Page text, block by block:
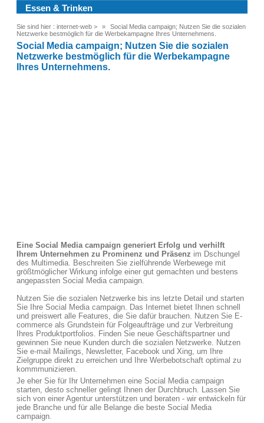
Essen & Trinken
Sie sind hier : internet-web >
Social Media campaign; Nutzen Sie die sozialen
Netzwerke bestmöglich für die Werbekampagne Ihres Unternehmens.
Social Media campaign; Nutzen Sie die sozialen
Netzwerke bestmöglich für die Werbekampagne
Ihres Unternehmens.
Eine Social Media campaign generiert Erfolg und verhilft
Ihrem Unternehmen zu Prominenz und Präsenz im Dschungel
des Multimedia. Beschreiten Sie zielführende Werbewege mit
größtmöglicher Wirkung infolge einer gut gemachten und bestens
angepassten Social Media campaign.
Nutzen Sie die sozialen Netzwerke bis ins letzte Detail und starten
Sie Ihre Social Media campaign. Das Internet bietet Ihnen schnell
und preiswert alle Features, die Sie dafür brauchen. Nutzen Sie E-
commerce als Grundstein für Folgeaufträge und zur Verbreitung
Ihres Produktportfolios. Finden Sie neue Geschäftspartner und
gewinnen Sie neue Kunden durch die sozialen Netzwerke. Nutzen
Sie e-mail Mailings, Newsletter, Facebook und Xing, um Ihre
Zielgruppe direkt zu erreichen und Ihre Werbebotschaft optimal zu
kommmunizieren.
Je eher Sie für Ihr Unternehmen eine Social Media campaign
starten, desto schneller gelingt Ihnen der Durchbruch. Lassen Sie
sich von einer Agentur unterstützen und beraten - wir entwickeln für
jede Branche und für alle Belange die beste Social Media
campaign.